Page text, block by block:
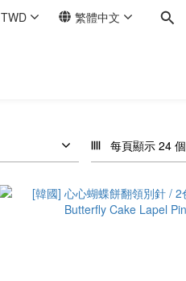
TWD 繁體中文
每頁顯示 24 個